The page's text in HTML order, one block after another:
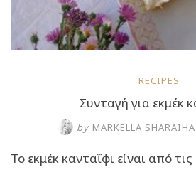
RECIPES
Συνταγή για εκμέκ
by MARKELLA SHARAIHA
Το εκμέκ κανταΐφι είναι από